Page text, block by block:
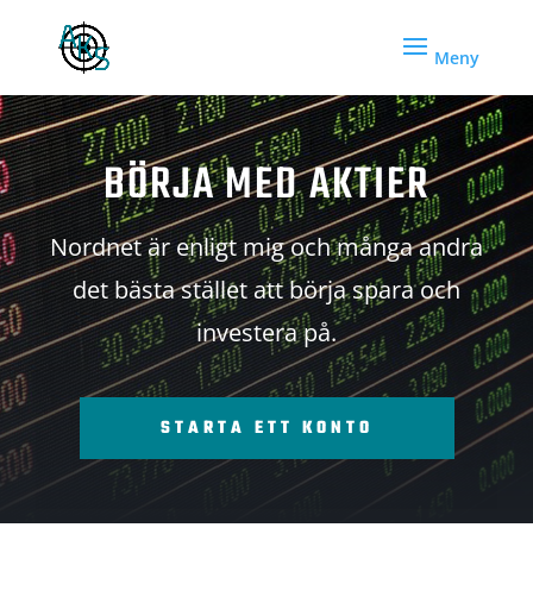
BÖRJA MED AKTIER
Nordnet är enligt mig och många andra
det bästa stället att börja spara och
investera på.
STARTA ETT KONTO